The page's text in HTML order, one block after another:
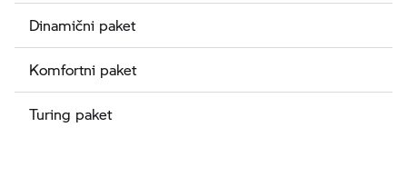
Dinamični paket
Komfortni paket
Turing paket